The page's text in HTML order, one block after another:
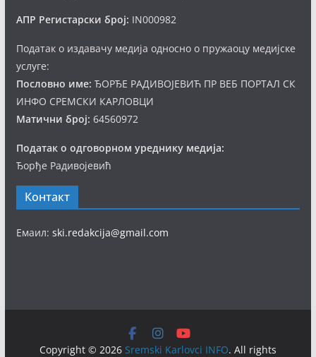
АПР Регистарски број: IN000982
Податак о издавачу медија односно о пружаоцу медијске
услуге:
Пословно име: ЂОРЂЕ РАДИВОЈЕВИЋ ПР ВЕБ ПОРТАЛ СК
ИНФО СРЕМСКИ КАРЛОВЦИ
Матични број: 64560972
Податак о одговорном уреднику медија:
Ђорђе Радивојевић
Контакт
Емаил: ski.redakcija@gmail.com
Copyright © 2026 Sremski Karlovci INFO. All rights